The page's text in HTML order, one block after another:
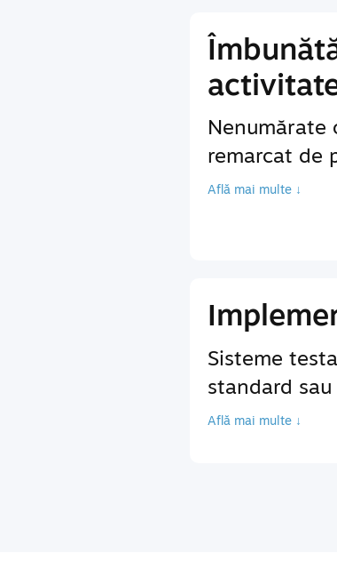
remarcat de
Află mai multe ↓
Sisteme
standard
Află mai multe ↓